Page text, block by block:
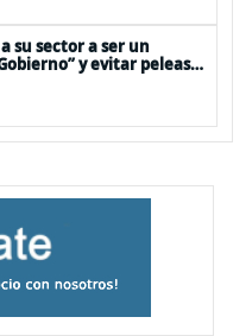
su sector a ser un
y evitar peleas
Squella-Pavez